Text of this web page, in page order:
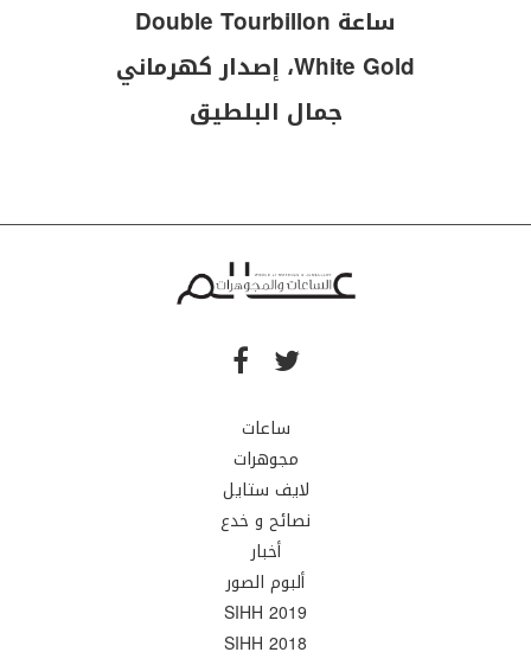
ساعة Double Tourbillon
White Gold، إصدار كهرماني
جمال البلطيق
ساعات
مجوهرات
لايف ستايل
نصائح و خدع
أخبار
ألبوم الصور
SIHH 2019
SIHH 2018